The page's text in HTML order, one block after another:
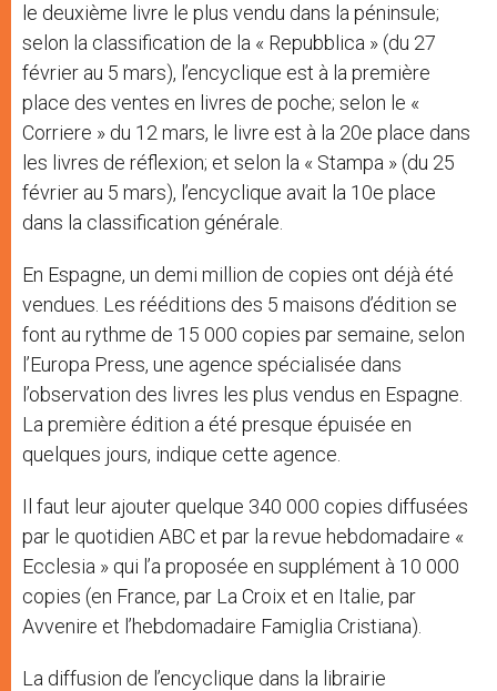
le deuxième livre le plus vendu dans la péninsule;
selon la classification de la « Repubblica » (du 27
février au 5 mars), l’encyclique est à la première
place des ventes en livres de poche; selon le «
Corriere » du 12 mars, le livre est à la 20e place dans
les livres de réflexion; et selon la « Stampa » (du 25
février au 5 mars), l’encyclique avait la 10e place
dans la classification générale.
En Espagne, un demi million de copies ont déjà été
vendues. Les rééditions des 5 maisons d’édition se
font au rythme de 15 000 copies par semaine, selon
l’Europa Press, une agence spécialisée dans
l’observation des livres les plus vendus en Espagne.
La première édition a été presque épuisée en
quelques jours, indique cette agence.
Il faut leur ajouter quelque 340 000 copies diffusées
par le quotidien ABC et par la revue hebdomadaire «
Ecclesia » qui l’a proposée en supplément à 10 000
copies (en France, par La Croix et en Italie, par
Avvenire et l’hebdomadaire Famiglia Cristiana).
La diffusion de l’encyclique dans la librairie